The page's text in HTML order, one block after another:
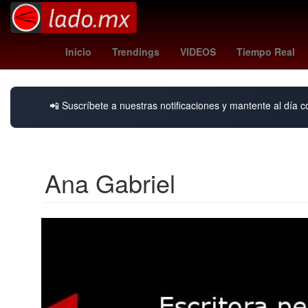
Inicio Trendings VIDEOS Tiempo Real
juegos ps plus julio 2025 Rogelio Funes Mori jersey
📲 Suscríbete a nuestras notificaciones y mantente al día
Ana Gabriel